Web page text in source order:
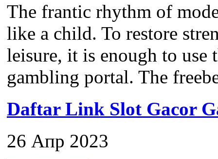
The frantic rhythm of
like a child. To restore
leisure, it is enough to use
gambling portal. The
Daftar Link Slot Gacor
26 Апр 2023